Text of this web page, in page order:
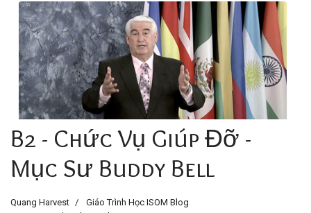
B2 - Chức Vụ Giúp Đỡ -
Mục Sư Buddy Bell
Quang Harvest
Giáo Trình Học ISOM Blog